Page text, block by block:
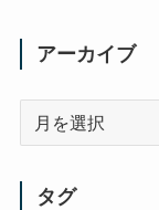
アーカイブ
タグ